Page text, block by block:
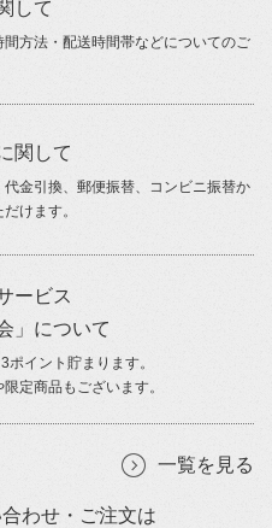
して
間方法・配送時間帯などについてのご
関して
代金引換、郵便振替、コンビニ振替か
けます。
ービス
」について
ポイント貯まります。
定商品もございます。
一覧を見る
わせ・ご注文は